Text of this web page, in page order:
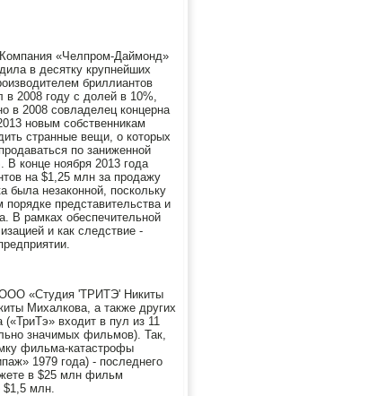
«Челпром-Даймонд»
в десятку крупнейших
бриллиантов
в 2008 году с долей в 10%,
в 2008 совладелец концерна
новым собственникам
странные вещи, о которых
по заниженной
конце ноября 2013 года
на $1,25 млн за продажу
незаконной, поскольку
порядке представительства и
В рамках обеспечительной
и как следствие -
«Студия 'ТРИТЭ' Никиты
Михалкова, а также других
входит в пул из 11
значимых фильмов). Так,
фильма-катастрофы
1979 года) - последнего
в $25 млн фильм
$1,5 млн.